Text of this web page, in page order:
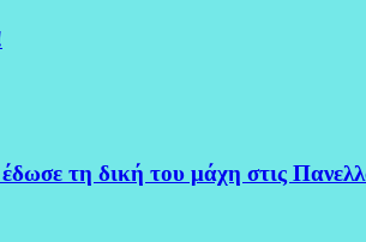
τη δική του μάχη στις